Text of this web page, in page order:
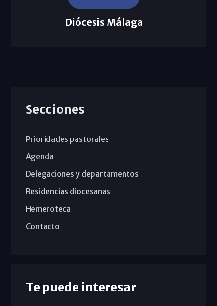
Diócesis Málaga
Secciones
Prioridades pastorales
Agenda
Delegaciones y departamentos
Residencias diocesanas
Hemeroteca
Contacto
Te puede interesar